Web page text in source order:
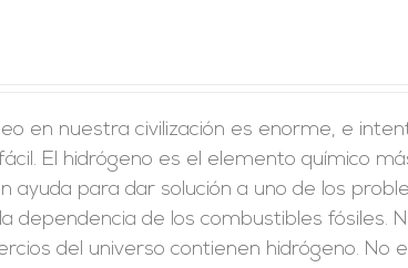
en nuestra civilización es enorme, e
El hidrógeno es el elemento químico
ayuda para dar solución a uno de los
dependencia de los combustibles fósiles.
del universo contienen hidrógeno. No